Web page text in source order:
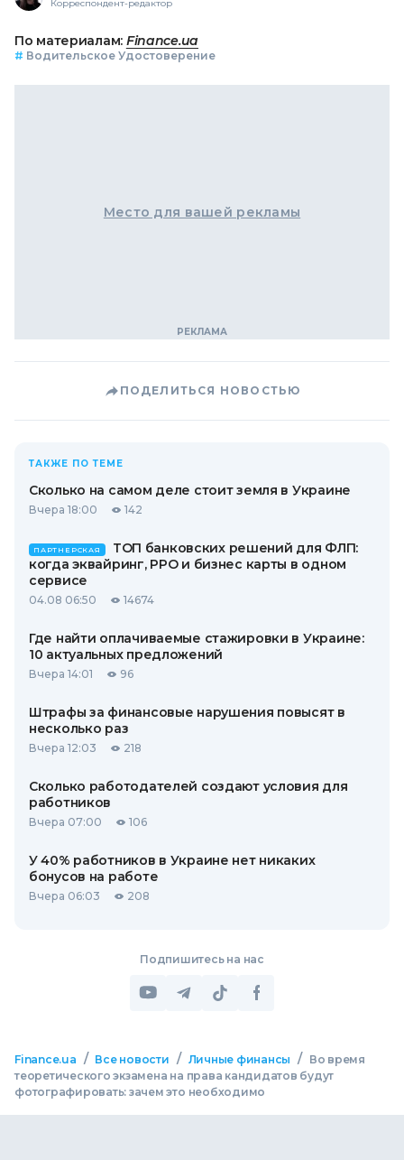
Корреспондент-редактор
По материалам: Finance.ua
# Водительское Удостоверение
Место для вашей рекламы
ПОДЕЛИТЬСЯ НОВОСТЬЮ
ТАКЖЕ ПО ТЕМЕ
Сколько на самом деле стоит земля в Украине
Вчера 18:00 142
ПАРТНЕРСКАЯ
ТОП банковских решений для ФЛП:
когда эквайринг, РРО и бизнес карты в одном
сервисе
04.08 06:50 14674
Где найти оплачиваемые стажировки в Украине:
10 актуальных предложений
Вчера 14:01 96
Штрафы за финансовые нарушения повысят в
несколько раз
Вчера 12:03 218
Сколько работодателей создают условия для
работников
Вчера 07:00 106
У 40% работников в Украине нет никаких
бонусов на работе
Вчера 06:03 208
Подпишитесь на нас
Finance.ua / Все новости / Личные финансы /
Во время
теоретического экзамена на права кандидатов будут
фотографировать: зачем это необходимо